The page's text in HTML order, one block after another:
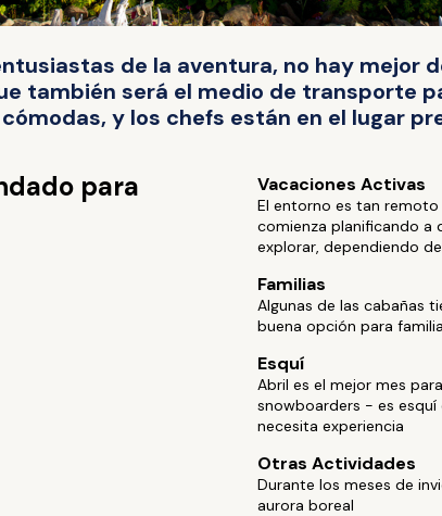
de la aventura, no hay mejor
también será el medio de transporte
y los chefs están en el lugar
para Vacaciones Activas
El entorno es tan
comienza planificando a
explorar, dependiendo
Familias
Algunas de las cabañas
buena opción para
Esquí
Abril es el mejor mes
snowboarders - es esquí
necesita experiencia
Otras Actividades
Durante los meses de
aurora boreal